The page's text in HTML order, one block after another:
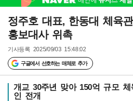
정주호 대표, 한동대 체육
홍보대사 위촉
기사등록 2025/09/03 15:48:02
구글에서 선호하는 매체로 추가
개교 30주년 맞아 150억 규모 체
인 전개